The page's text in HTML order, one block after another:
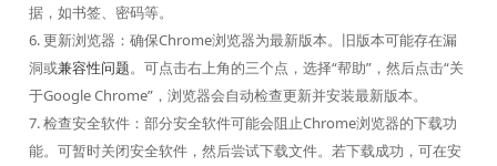
据，如书签、密码等。
6. 更新浏览器：确保Chrome浏览器为最新版本。旧版本可能存在漏
洞或兼容性问题。可点击右上角的三个点，选择“帮助”，然后点击“关
于Google Chrome”，浏览器会自动检查更新并安装最新版本。
7. 检查安全软件：部分安全软件可能会阻止Chrome浏览器的下载功
能。可暂时关闭安全软件，然后尝试下载文件。若下载成功，可在安